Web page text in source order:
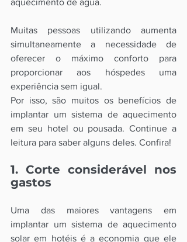
Muitas pessoas utilizando aumenta
simultaneamente a necessidade de
oferecer o máximo conforto para
proporcionar aos hóspedes uma
experiência sem igual.
Por isso, são muitos os benefícios de
implantar um sistema de aquecimento
em seu hotel ou pousada. Continue a
leitura para saber alguns deles. Confira!
1. Corte considerável nos
gastos
Uma das maiores vantagens em
implantar um sistema de aquecimento
solar em hotéis é a economia que ele